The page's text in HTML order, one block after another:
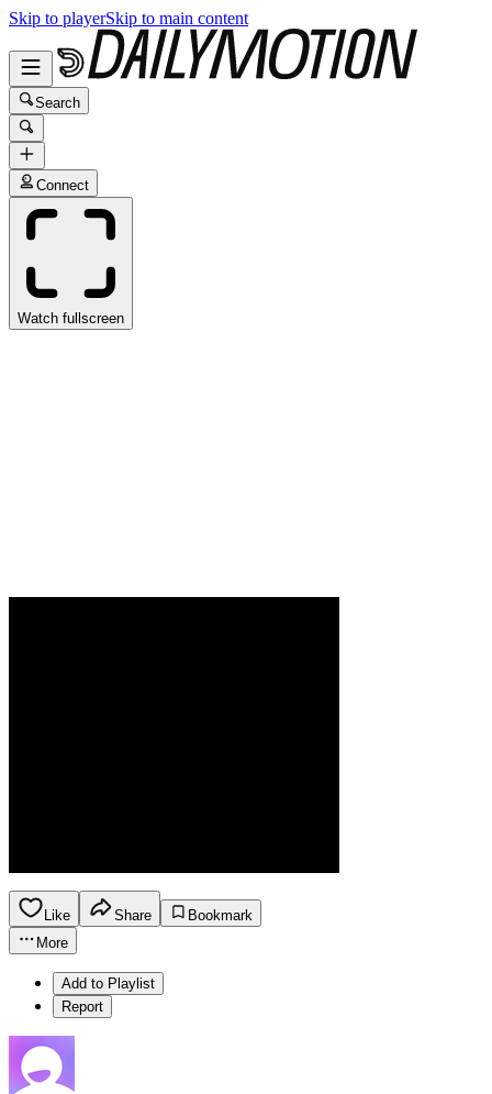
Skip to playerSkip to main content
Search
Connect
Watch fullscreen
Like Share
Bookmark
More
Add to Playlist
Report